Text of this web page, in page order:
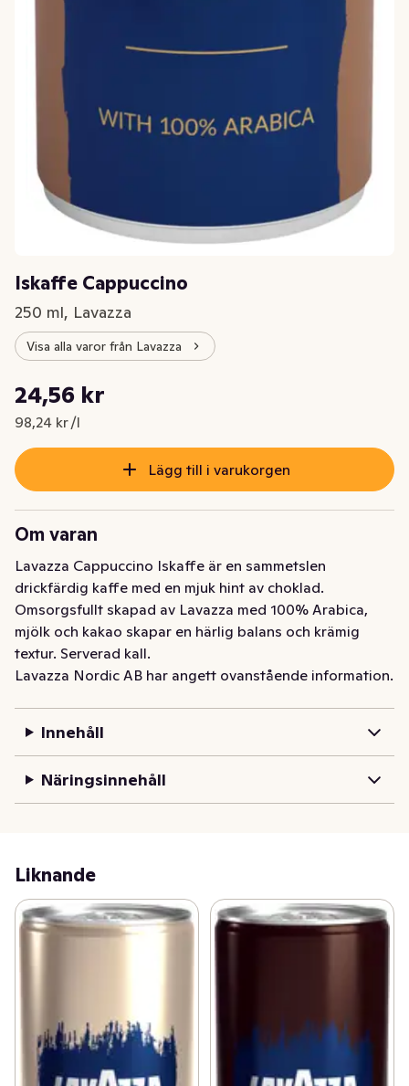
Iskaffe Cappuccino
250 ml, Lavazza
Visa alla varor från Lavazza
Nuvarande pris är: 24,56 kr
24,56 kr
98,24 kr /l
Styckpris: 98,24 kr /l
Lägg till i varukorgen
Om varan
Lavazza Cappuccino Iskaffe är en sammetslen
drickfärdig kaffe med en mjuk hint av choklad.
Omsorgsfullt skapad av Lavazza med 100% Arabica,
mjölk och kakao skapar en härlig balans och krämig
textur. Serverad kall.
Lavazza Nordic AB har angett ovanstående information.
Innehåll
Näringsinnehåll
Liknande